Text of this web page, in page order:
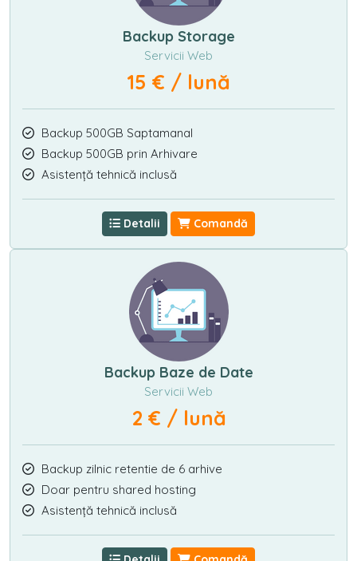
Backup Storage
Servicii Web
15 € / lună
Backup 500GB Saptamanal
Backup 500GB prin Arhivare
Asistență tehnică inclusă
Detalii Comandă
Backup Baze de Date
Servicii Web
2 € / lună
Backup zilnic retentie de 6 arhive
Doar pentru shared hosting
Asistență tehnică inclusă